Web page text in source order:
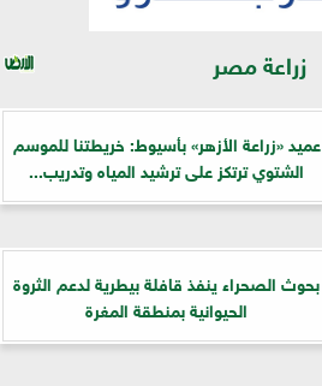
زراعة مصر
عميد «زراعة الأزهر» بأسيوط: خريطتنا للموسم
الشتوي ترتكز على ترشيد المياه وتدريب...
بحوث الصحراء ينفذ قافلة بيطرية لدعم الثروة
الحيوانية بمنطقة المغرة